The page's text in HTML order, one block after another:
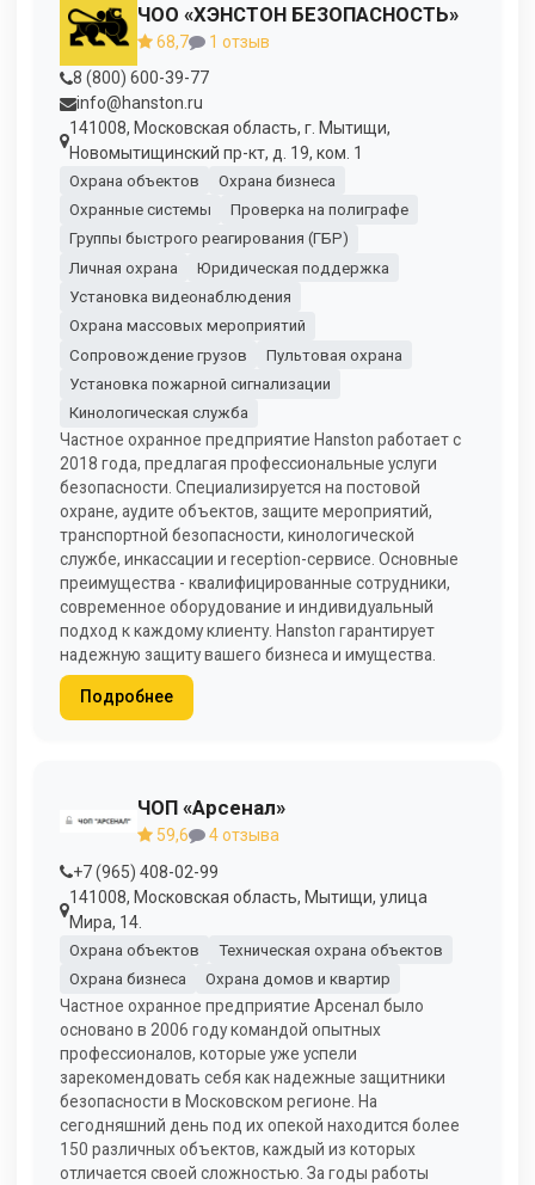
ЧОО «ХЭНСТОН БЕЗОПАСНОСТЬ»
68,7
1 отзыв
8 (800) 600-39-77
info@hanston.ru
141008, Московская область, г. Мытищи,
Новомытищинский пр-кт, д. 19, ком. 1
Охрана объектов
Охрана бизнеса
Охранные системы
Проверка на полиграфе
Группы быстрого реагирования (ГБР)
Личная охрана
Юридическая поддержка
Установка видеонаблюдения
Охрана массовых мероприятий
Сопровождение грузов
Пультовая охрана
Установка пожарной сигнализации
Кинологическая служба
Частное охранное предприятие Hanston работает с
2018 года, предлагая профессиональные услуги
безопасности. Специализируется на постовой
охране, аудите объектов, защите мероприятий,
транспортной безопасности, кинологической
службе, инкассации и reception-сервисе. Основные
преимущества - квалифицированные сотрудники,
современное оборудование и индивидуальный
подход к каждому клиенту. Hanston гарантирует
надежную защиту вашего бизнеса и имущества.
Подробнее
ЧОП «Арсенал»
59,6
4 отзыва
+7 (965) 408-02-99
141008, Московская область, Мытищи, улица
Мира, 14.
Охрана объектов
Техническая охрана объектов
Охрана бизнеса
Охрана домов и квартир
Частное охранное предприятие Арсенал было
основано в 2006 году командой опытных
профессионалов, которые уже успели
зарекомендовать себя как надежные защитники
безопасности в Московском регионе. На
сегодняшний день под их опекой находится более
150 различных объектов, каждый из которых
отличается своей сложностью. За годы работы